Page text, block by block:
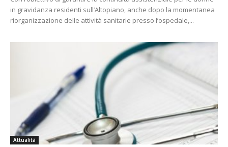
in gravidanza residenti sull’Altopiano, anche dopo la momentanea
riorganizzazione delle attività sanitarie presso l’ospedale,...
Attualità